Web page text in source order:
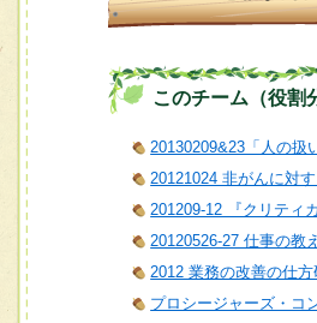
このチーム（役割
20130209&23「人の扱
20121024 非がんに対
201209-12 『クリティ
20120526-27 仕事の教
2012 業務の改善の仕方
プロシージャーズ・